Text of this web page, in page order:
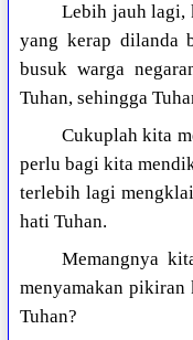
Lebih jauh lagi,
yang kerap dilanda
busuk warga
Tuhan, sehingga
Cukuplah kita
perlu bagi kita
terlebih lagi
hati Tuhan.
Memangnya
menyamakan
Tuhan?